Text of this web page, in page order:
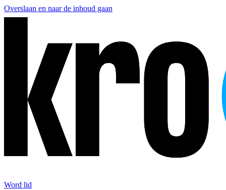
Overslaan en naar de inhoud gaan
Word lid